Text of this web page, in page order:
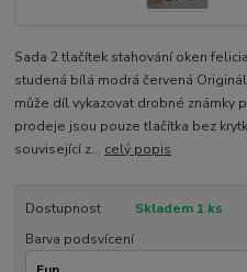
Sada 2 tlačítek stahování oken
studená bílá modrá červená
může díl vykazovat drobné známky
prodeje jsou pouze tlačítka bez
související z... celý popis
Dostupnost
Skladem 1 ks
Barva podsvícení